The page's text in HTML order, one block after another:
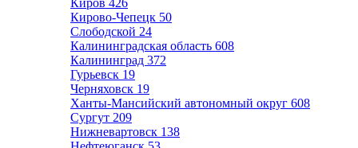
Киров 426
Кирово-Чепецк 50
Слободской 24
Калининградская область 608
Калининград 372
Гурьевск 19
Черняховск 19
Ханты-Мансийский автономный округ 608
Сургут 209
Нижневартовск 138